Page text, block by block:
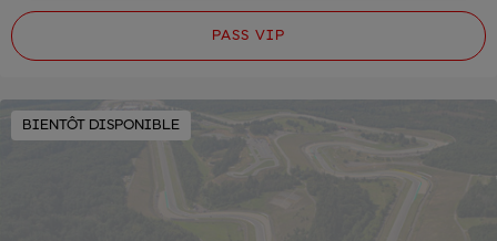
PASS VIP
BIENTÔT DISPONIBLE